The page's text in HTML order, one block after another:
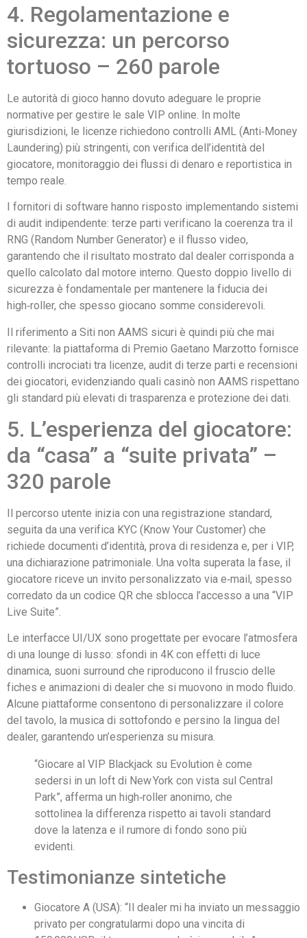
4. Regolamentazione e
sicurezza: un percorso
tortuoso – 260 parole
Le autorità di gioco hanno dovuto adeguare le proprie
normative per gestire le sale VIP online. In molte
giurisdizioni, le licenze richiedono controlli AML (Anti‑Money
Laundering) più stringenti, con verifica dell’identità del
giocatore, monitoraggio dei flussi di denaro e reportistica in
tempo reale.
I fornitori di software hanno risposto implementando sistemi
di audit indipendente: terze parti verificano la coerenza tra il
RNG (Random Number Generator) e il flusso video,
garantendo che il risultato mostrato dal dealer corrisponda a
quello calcolato dal motore interno. Questo doppio livello di
sicurezza è fondamentale per mantenere la fiducia dei
high‑roller, che spesso giocano somme considerevoli.
Il riferimento a Siti non AAMS sicuri è quindi più che mai
rilevante: la piattaforma di Premio Gaetano Marzotto fornisce
controlli incrociati tra licenze, audit di terze parti e recensioni
dei giocatori, evidenziando quali casinò non AAMS rispettano
gli standard più elevati di trasparenza e protezione dei dati.
5. L’esperienza del giocatore:
da “casa” a “suite privata” –
320 parole
Il percorso utente inizia con una registrazione standard,
seguita da una verifica KYC (Know Your Customer) che
richiede documenti d’identità, prova di residenza e, per i VIP,
una dichiarazione patrimoniale. Una volta superata la fase, il
giocatore riceve un invito personalizzato via e‑mail, spesso
corredato da un codice QR che sblocca l’accesso a una “VIP
Live Suite”.
Le interfacce UI/UX sono progettate per evocare l’atmosfera
di una lounge di lusso: sfondi in 4K con effetti di luce
dinamica, suoni surround che riproducono il fruscio delle
fiches e animazioni di dealer che si muovono in modo fluido.
Alcune piattaforme consentono di personalizzare il colore
del tavolo, la musica di sottofondo e persino la lingua del
dealer, garantendo un’esperienza su misura.
“Giocare al VIP Blackjack su Evolution è come
sedersi in un loft di New York con vista sul Central
Park”, afferma un high‑roller anonimo, che
sottolinea la differenza rispetto ai tavoli standard
dove la latenza e il rumore di fondo sono più
evidenti.
Testimonianze sintetiche
Giocatore A (USA): “Il dealer mi ha inviato un messaggio
privato per congratularmi dopo una vincita di